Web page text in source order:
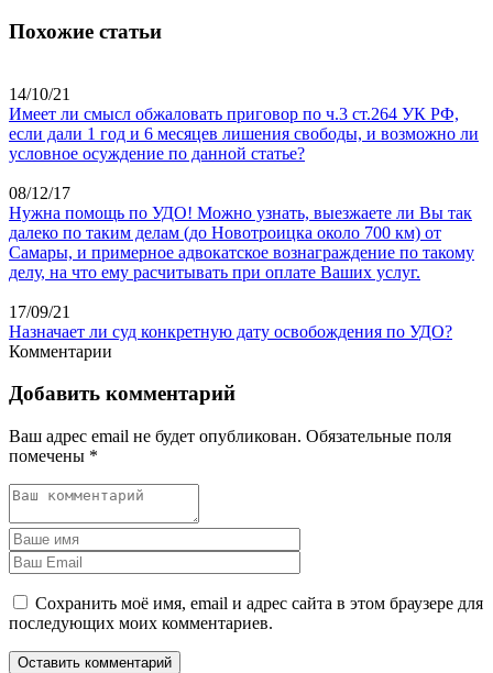
Похожие статьи
14/10/21
Имеет ли смысл обжаловать приговор по ч.3 ст.264 УК РФ,
если дали 1 год и 6 месяцев лишения свободы, и возможно ли
условное осуждение по данной статье?
08/12/17
Нужна помощь по УДО! Можно узнать, выезжаете ли Вы так
далеко по таким делам (до Новотроицка около 700 км) от
Самары, и примерное адвокатское вознаграждение по такому
делу, на что ему расчитывать при оплате Ваших услуг.
17/09/21
Назначает ли суд конкретную дату освобождения по УДО?
Комментарии
Добавить комментарий
Ваш адрес email не будет опубликован. Обязательные поля
помечены *
Сохранить моё имя, email и адрес сайта в этом браузере для
последующих моих комментариев.
Оставить комментарий